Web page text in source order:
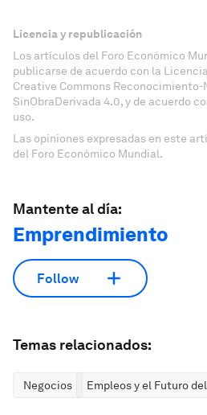
Licencia y republicación
Los artículos del Foro Económico
publicarse de acuerdo con la
Creative Commons Reconocimiento-
SinObraDerivada 4.0, y de acuerdo
uso.
Las opiniones expresadas en este
del Foro Económico Mundial.
Mantente al día:
Emprendimiento
Follow
Temas relacionados:
Negocios Empleos y el Futuro del